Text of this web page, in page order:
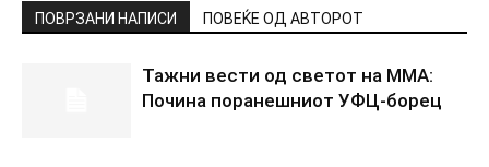
ПОВРЗАНИ НАПИСИ ПОВЕЌЕ ОД АВТОРОТ
Тажни вести од светот на ММА:
Почина поранешниот УФЦ-борец